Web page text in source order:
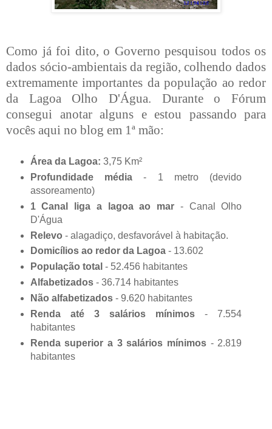
Como já foi dito, o Governo pesquisou todos os
dados sócio-ambientais da região, colhendo dados
extremamente importantes da população ao redor
da Lagoa Olho D'Água. Durante o Fórum
consegui anotar alguns e estou passando para
vocês aqui no blog em 1ª mão:
Área da Lagoa: 3,75 Km²
Profundidade média- 1 metro (devido
assoreamento)
1 Canal liga a lagoa ao mar - Canal Olho
D'Água
Relevo - alagadiço, desfavorável à habitação.
Domicílios ao redor da Lagoa- 13.602
População total - 52.456 habitantes
Alfabetizados- 36.714 habitantes
Não alfabetizados- 9.620 habitantes
Renda até 3 salários mínimos - 7.554
habitantes
Renda superior a 3 salários mínimos - 2.819
habitantes